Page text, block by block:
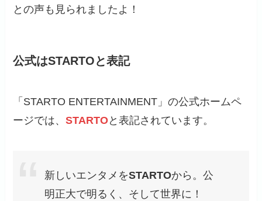
との声も見られましたよ！
公式はSTARTOと表記
「STARTO ENTERTAINMENT」の公式ホームペ
ージでは、STARTOと表記されています。
新しいエンタメをSTARTOから。公
明正大で明るく、そして世界に！